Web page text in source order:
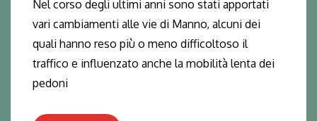
Nel corso degli ultimi anni sono stati apportati
vari cambiamenti alle vie di Manno, alcuni dei
quali hanno reso più o meno difficoltoso il
traffico e influenzato anche la mobilità lenta dei
pedoni